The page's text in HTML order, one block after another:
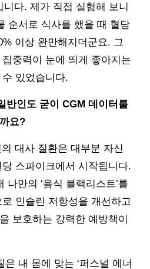
니다. 제가 직접 실험해 보니
순서로 식사를 했을 때 혈당
이상 완만해지더군요. 그
중력이 눈에 띄게 좋아지는
있었습니다.
반인도 굳이 CGM 데이터를
요?
대사 질환은 대부분 자신
스파이크에서 시작됩니다.
나만의 ‘음식 블랙리스트’를
인슐린 저항성을 개선하고
보호하는 강력한 예방책이
내 몸에 맞는 ‘퍼스널 에너